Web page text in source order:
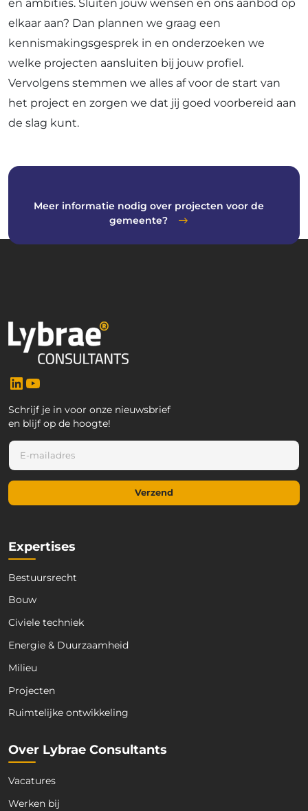
en ambities. Sluiten jouw wensen en ons aanbod op
elkaar aan? Dan plannen we graag een
kennismakingsgesprek in en onderzoeken we
welke projecten aansluiten bij jouw profiel.
Vervolgens stemmen we alles af voor de start van
het project en zorgen we dat jij goed voorbereid aan
de slag kunt.
Meer informatie nodig over projecten voor de
gemeente?
LinkedIn
Schrijf je in voor onze nieuwsbrief
en blijf op de hoogte!
-
m
i
l
m
a
l
*
E
m
a
i
Verzend
Expertises
Bestuursrecht
Bouw
Civiele techniek
Energie & Duurzaamheid
Milieu
Projecten
Ruimtelijke ontwikkeling
Over Lybrae Consultants
Vacatures
Werken bij